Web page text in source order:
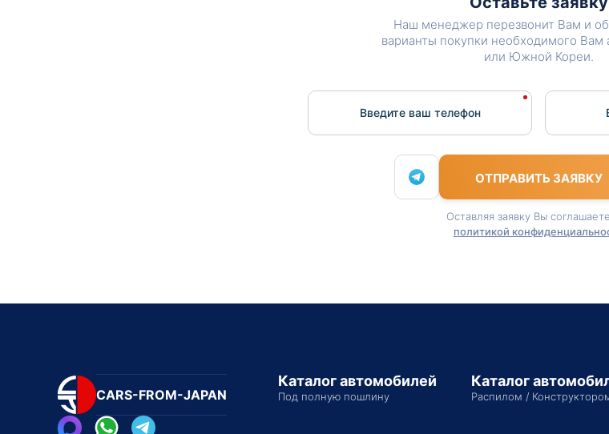
Наш менеджер перезвонит Вам и
варианты покупки необходимого Вам
или Южной Кореи.
Введите ваш телефон
ОТПРАВИТЬ ЗАЯВКУ
Оставляя заявку Вы
политикой
CARS-FROM-JAPAN
Каталог автомобилей
Под полную пошлину
Каталог
Распилом /